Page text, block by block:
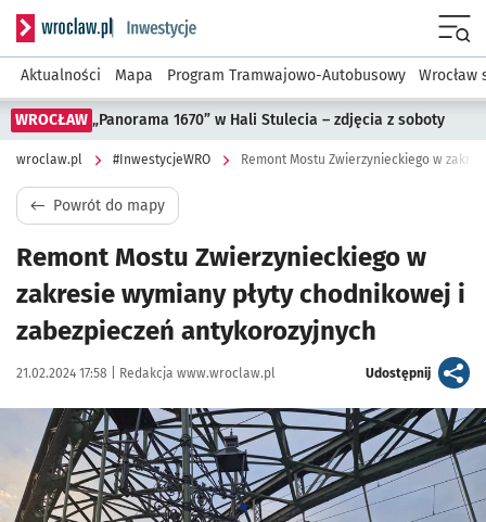
Serwis informacyjny wroclaw.pl podserwis:
Aktualności Mapa Program Tramwajowo-Autobusowy Wrocław
WROCŁAW „Panorama 1670” w Hali Stulecia – zdjęcia z soboty
wroclaw.pl #InwestycjeWRO
Powrót do mapy
Remont Mostu Zwierzynieckiego w
zakresie wymiany płyty chodnikowej i
zabezpieczeń antykorozyjnych
Data publikacji:
21.02.2024 17:58 | Autor:
Redakcja www.wroclaw.pl Udostępnijartykuł
Kliknij, aby powiększyć